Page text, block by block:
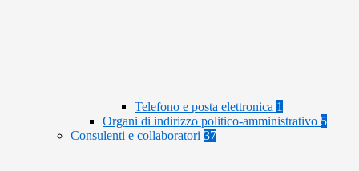
Telefono e posta elettronica 1
Organi di indirizzo politico-amministrativo 5
Consulenti e collaboratori 37